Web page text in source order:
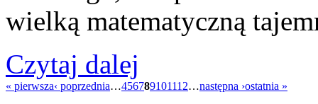
wielką matematyczną
Czytaj dalej
« pierwsza‹ poprzednia…456789101112…następna ›ostatnia »